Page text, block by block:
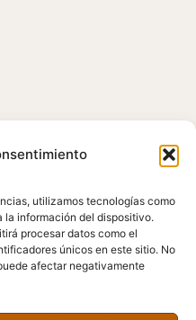
utilizamos tecnologías como
la información del dispositivo.
procesar datos como el
únicos en este sitio. No
afectar negativamente
La información en este sitio
información en este sitio no debe
ningún caso o reclamo. La
relación abogado-cliente. Los
ningún resultado similar para